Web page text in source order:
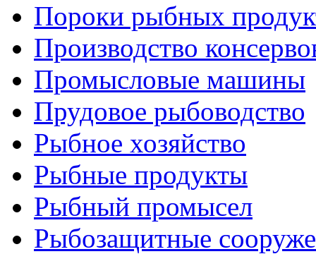
Пороки рыбных
Производство
Промысловые машины
Прудовое рыбоводство
Рыбное хозяйство
Рыбные продукты
Рыбный промысел
Рыбозащитные